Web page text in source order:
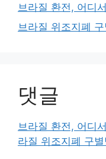
브라질 환전, 어디
브라질 위조지폐 구
댓글
브라질 환전, 어디
라질 위조지폐 구